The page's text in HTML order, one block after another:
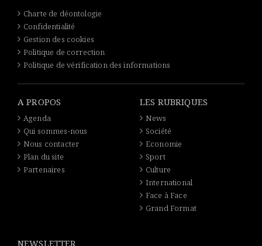
Charte de déontologie
Confidentialité
Gestion des cookies
Politique de correction
Politique de vérification des informations
A PROPOS
Agenda
Qui sommes-nous
Nous contacter
Plan du site
Partenaires
LES RUBRIQUES
News
Société
Economie
Sport
Culture
International
Face à Face
Grand Format
NEWSLETTER